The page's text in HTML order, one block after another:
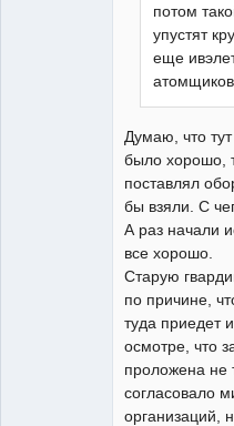
потом
упустят
еще
Думаю, что
было хорошо,
поставлял
бы взяли. С
А раз начали
все хорошо.
Старую
по причине,
туда приедет
осмотре, что
проложена не
согласовало
организаций,